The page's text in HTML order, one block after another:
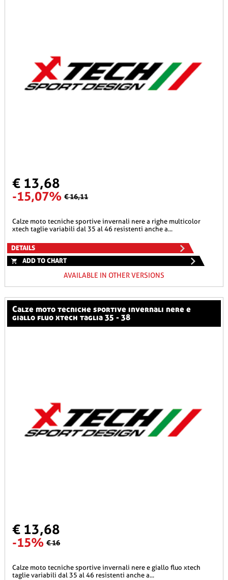
€ 13,68
-15,07% € 16,11
calze moto tecniche sportive invernali nere a righe multicolor
xtech taglie variabili dal 35 al 46 resistenti anche a...
DETAILS
ADD TO CHART
AVAILABLE IN OTHER VERSIONS
calze moto tecniche sportive invernali nere e
giallo fluo xtech taglia 35 - 38
€ 13,68
-15% € 16
calze moto tecniche sportive invernali nere e giallo fluo xtech
taglie variabili dal 35 al 46 resistenti anche a...